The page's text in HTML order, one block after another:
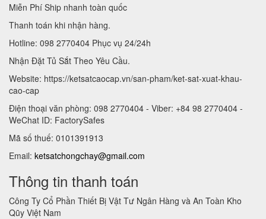
Miễn Phí Ship nhanh toàn quốc
Thanh toán khi nhận hàng.
Hotline: 098 2770404 Phục vụ 24/24h
Nhận Đặt Tủ Sắt Theo Yêu Cầu.
Website: https://ketsatcaocap.vn/san-pham/ket-sat-xuat-khau-
cao-cap
Điện thoại văn phòng: 098 2770404 - Viber: +84 98 2770404 -
WeChat ID: FactorySafes
Mã số thuế: 0101391913
Email: ketsatchongchay@gmail.com
Thông tin thanh toán
Công Ty Cổ Phần Thiết Bị Vật Tư Ngân Hàng và An Toàn Kho
Qũy Việt Nam